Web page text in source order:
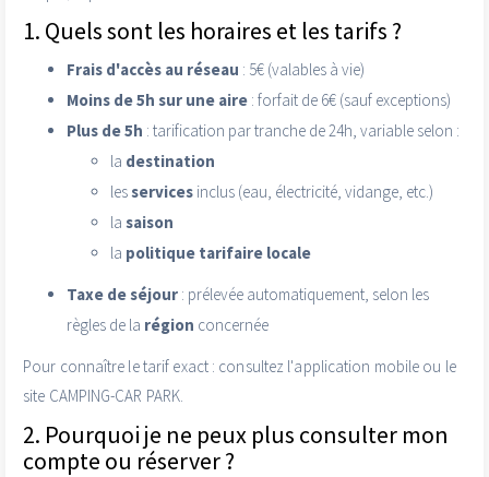
1. Quels sont les horaires et les tarifs ?
Frais d'accès au réseau : 5€ (valables à vie)
Moins de 5h sur une aire : forfait de 6€ (sauf exceptions)
Plus de 5h : tarification par tranche de 24h, variable selon :
la destination
lesservices inclus (eau, électricité, vidange, etc.)
la saison
la politique tarifaire locale
Taxe de séjour : prélevée automatiquement, selon les
règles de la région concernée
Pour connaître le tarif exact : consultez l'application mobile ou le
site CAMPING-CAR PARK.
2. Pourquoi je ne peux plus consulter mon
compte ou réserver ?